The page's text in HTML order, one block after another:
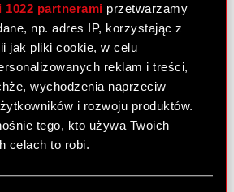
1022 partnerami przetwarzamy
np. adres IP, korzystając z
jak pliki cookie, w celu
reklam i treści,
wychodzenia naprzeciw
i rozwoju produktów.
tego, kto używa Twoich
celach to robi.
rozwój